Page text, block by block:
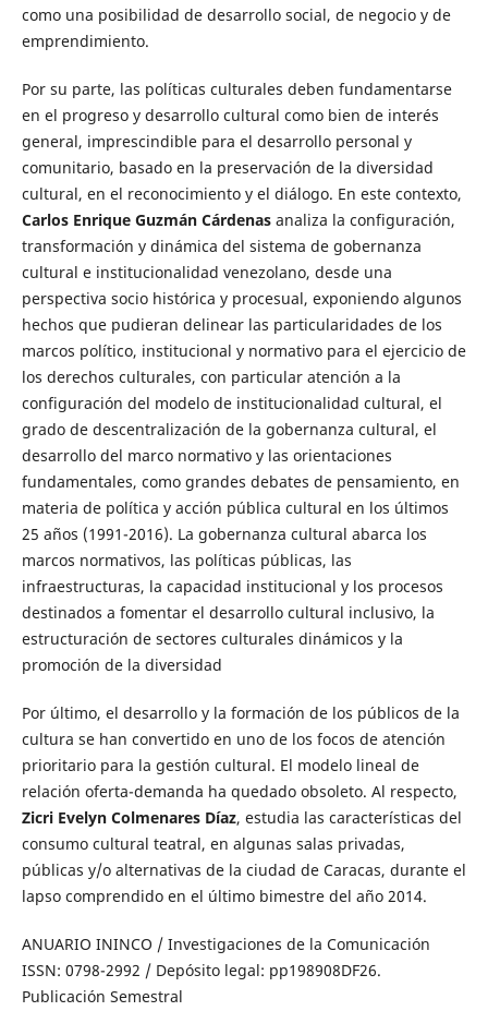
como una posibilidad de desarrollo social, de negocio y de
emprendimiento.
Por su parte, las políticas culturales deben fundamentarse
en el progreso y desarrollo cultural como bien de interés
general, imprescindible para el desarrollo personal y
comunitario, basado en la preservación de la diversidad
cultural, en el reconocimiento y el diálogo. En este contexto,
Carlos Enrique Guzmán Cárdenasanaliza la configuración,
transformación y dinámica del sistema de gobernanza
cultural e institucionalidad venezolano, desde una
perspectiva socio histórica y procesual, exponiendo algunos
hechos que pudieran delinear las particularidades de los
marcos político, institucional y normativo para el ejercicio de
los derechos culturales, con particular atención a la
configuración del modelo de institucionalidad cultural, el
grado de descentralización de la gobernanza cultural, el
desarrollo del marco normativo y las orientaciones
fundamentales, como grandes debates de pensamiento, en
materia de política y acción pública cultural en los últimos
25 años (1991-2016). La gobernanza cultural abarca los
marcos normativos, las políticas públicas, las
infraestructuras, la capacidad institucional y los procesos
destinados a fomentar el desarrollo cultural inclusivo, la
estructuración de sectores culturales dinámicos y la
promoción de la diversidad
Por último, el desarrollo y la formación de los públicos de la
cultura se han convertido en uno de los focos de atención
prioritario para la gestión cultural. El modelo lineal de
relación oferta-demanda ha quedado obsoleto. Al respecto,
Zicri Evelyn Colmenares Díaz, estudia las características del
consumo cultural teatral, en algunas salas privadas,
públicas y/o alternativas de la ciudad de Caracas, durante el
lapso comprendido en el último bimestre del año 2014.
ANUARIO ININCO / Investigaciones de la Comunicación
ISSN: 0798-2992 / Depósito legal: pp198908DF26.
Publicación Semestral